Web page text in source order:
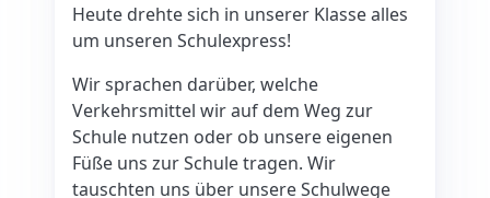
Heute drehte sich in unserer Klasse alles
um unseren Schulexpress!
Wir sprachen darüber, welche
Verkehrsmittel wir auf dem Weg zur
Schule nutzen oder ob unsere eigenen
Füße uns zur Schule tragen. Wir
tauschten uns über unsere Schulwege